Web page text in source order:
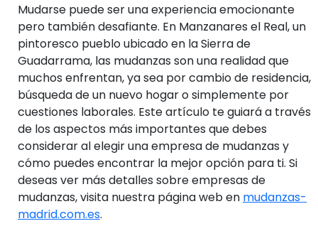
Mudarse puede ser una experiencia emocionante
pero también desafiante. En Manzanares el Real, un
pintoresco pueblo ubicado en la Sierra de
Guadarrama, las mudanzas son una realidad que
muchos enfrentan, ya sea por cambio de residencia,
búsqueda de un nuevo hogar o simplemente por
cuestiones laborales. Este artículo te guiará a través
de los aspectos más importantes que debes
considerar al elegir una empresa de mudanzas y
cómo puedes encontrar la mejor opción para ti. Si
deseas ver más detalles sobre empresas de
mudanzas, visita nuestra página web en mudanzas-
madrid.com.es.